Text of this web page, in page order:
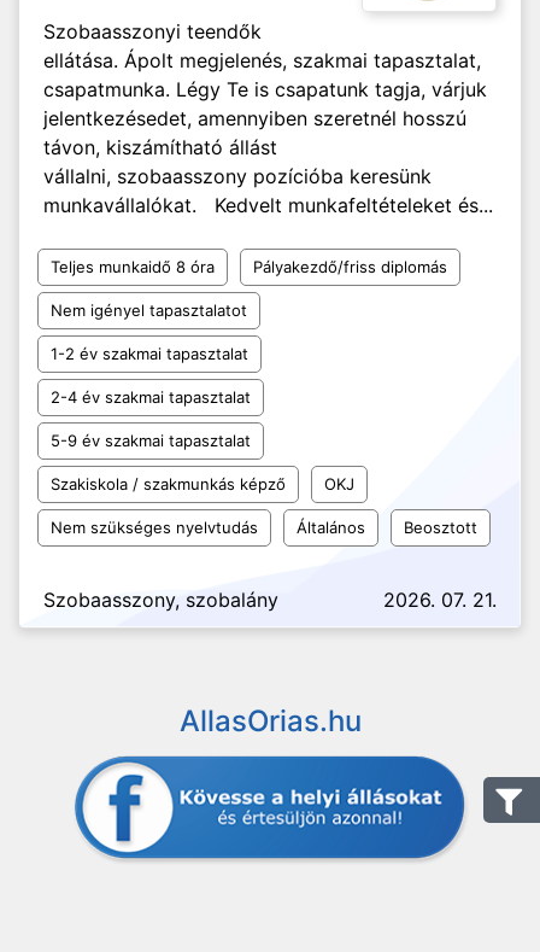
Szobaasszonyi teendők
ellátása. Ápolt megjelenés, szakmai tapasztalat,
csapatmunka. Légy Te is csapatunk tagja, várjuk
jelentkezésedet, amennyiben szeretnél hosszú
távon, kiszámítható állást
vállalni, szobaasszony pozícióba keresünk
munkavállalókat. Kedvelt munkafeltételeket és...
Teljes munkaidő 8 óra Pályakezdő/friss diplomás
Nem igényel tapasztalatot
1-2 év szakmai tapasztalat
2-4 év szakmai tapasztalat
5-9 év szakmai tapasztalat
Szakiskola / szakmunkás képző OKJ
Nem szükséges nyelvtudás Általános Beosztott
Szobaasszony, szobalány 2026. 07. 21.
AllasOrias.hu